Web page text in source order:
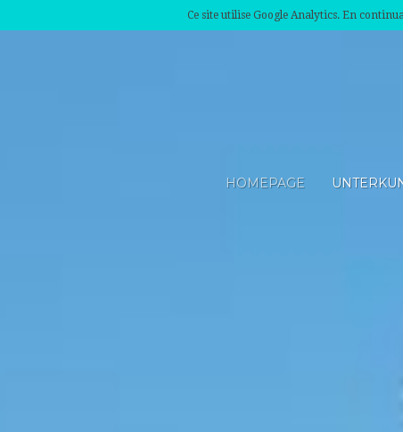
Ce site utilise Google Analytics. En
HOMEPAGE